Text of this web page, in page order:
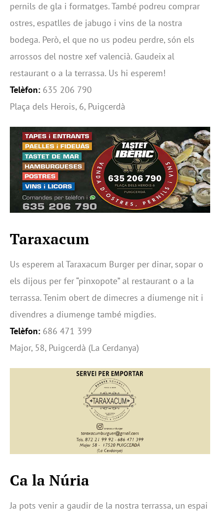
pernils de gla i formatges. També podreu comprar
ostres, espatlles de jabugo i vins de la nostra
bodega. Però, el que no us podeu perdre, són els
arrossos del nostre xef valencià. Gaudeix al
restaurant o a la terrassa. Us hi esperem!
Telèfon: 635 206 790
Plaça dels Herois, 6, Puigcerdà
Taraxacum
Us esperem al Taraxacum Burger per dinar, sopar o
els dijous per fer “pinxopote” al restaurant o a la
terrassa. Tenim obert de dimecres a diumenge nit i
divendres a diumenge també migdies.
Telèfon: 686 471 399
Major, 58, Puigcerdà (La Cerdanya)
Ca la Núria
Ja pots venir a gaudir de la nostra terrassa, un espai